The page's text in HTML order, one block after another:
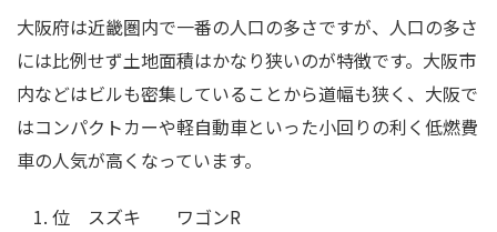
大阪府は近畿圏内で一番の人口の多さですが、人口の多さ
には比例せず土地面積はかなり狭いのが特徴です。大阪市
内などはビルも密集していることから道幅も狭く、大阪で
はコンパクトカーや軽自動車といった小回りの利く低燃費
車の人気が高くなっています。
位 スズキ ワゴンR